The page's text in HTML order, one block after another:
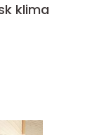
klima